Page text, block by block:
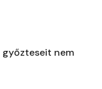
győzteseit nem